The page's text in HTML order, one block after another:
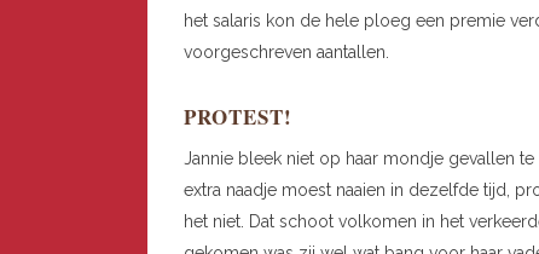
het salaris kon de hele ploeg een premie
voorgeschreven aantallen.
PROTEST!
Jannie bleek niet op haar mondje gevallen
extra naadje moest naaien in dezelfde tijd,
het niet. Dat schoot volkomen in het